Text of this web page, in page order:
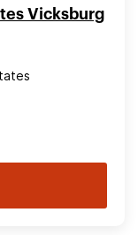
Vicksburg